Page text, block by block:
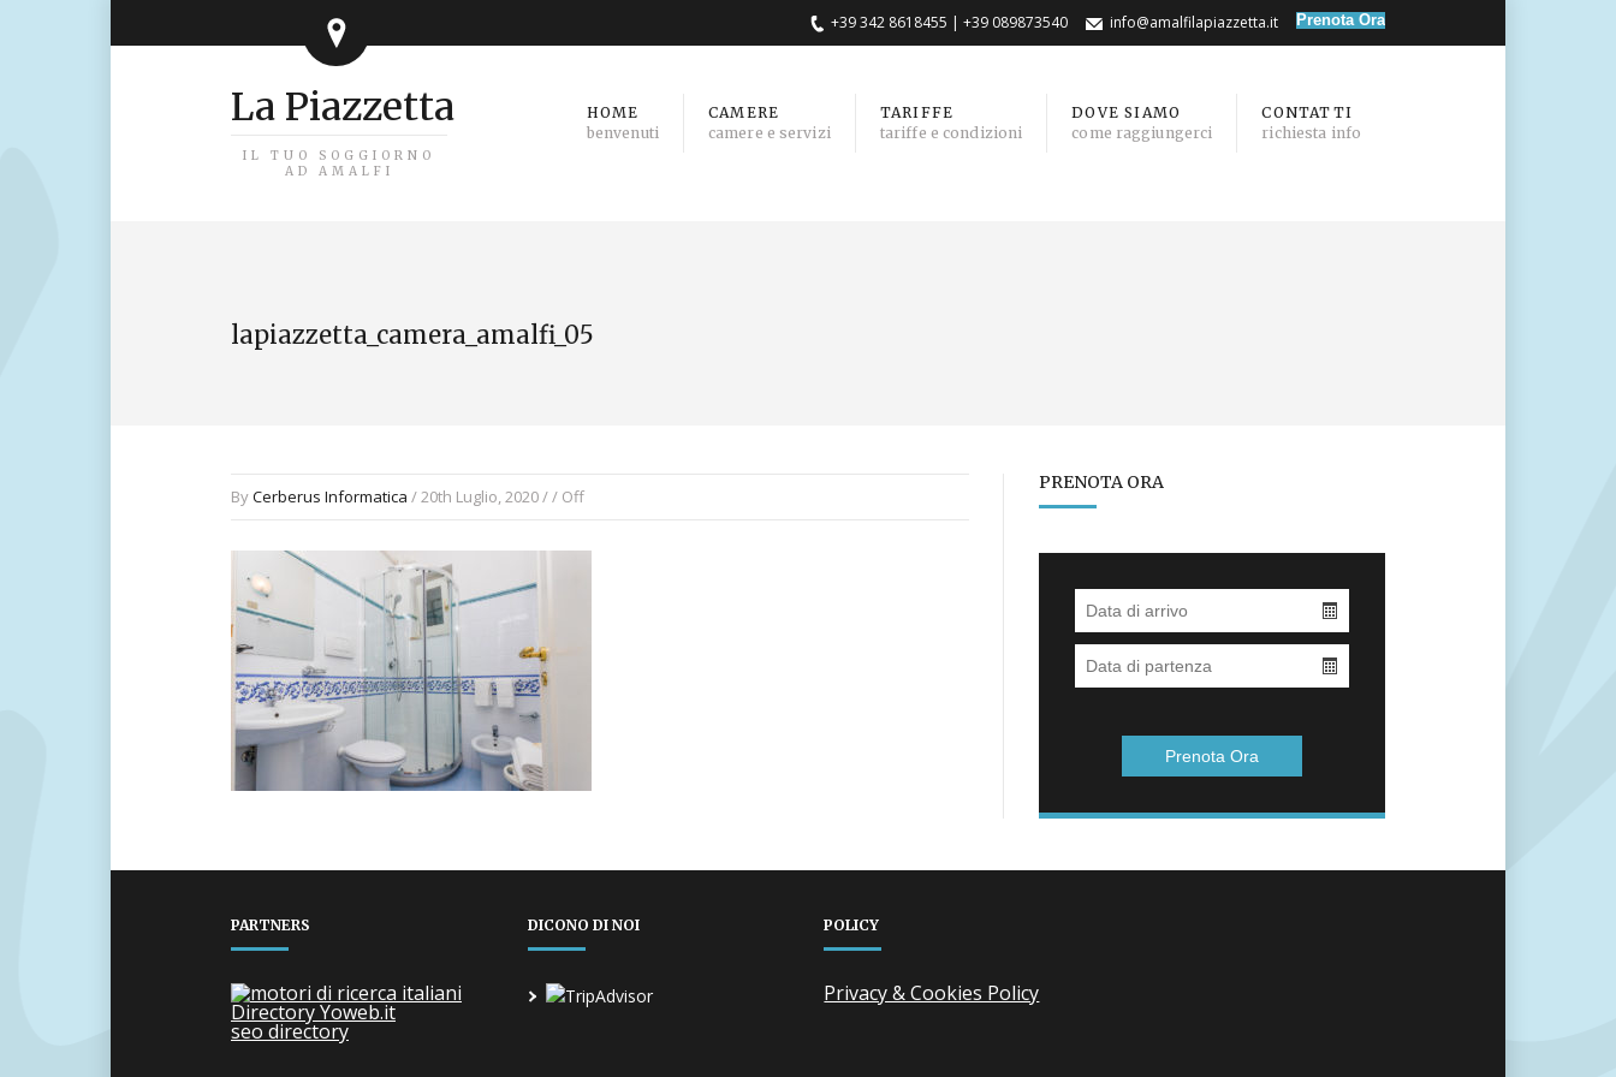
+39 342 8618455 | +39 089873540 info@amalfilapiazzetta.it
La Piazzetta
IL TUO SOGGIORNO
AD AMALFI
HOME
benvenuti
CAMERE
camere e servizi
TARIFFE
tariffe e condizioni
DOVE SIAMO
come raggiungerci
CONTATTI
richiesta info
lapiazzetta_camera_amalfi_05
ByCerberus Informatica / 20th Luglio, 2020 / / Off
PRENOTA ORA
PARTNERS
Directory Yoweb.it
seo directory
DICONO DI NOI POLICY
Privacy & Cookies Policy